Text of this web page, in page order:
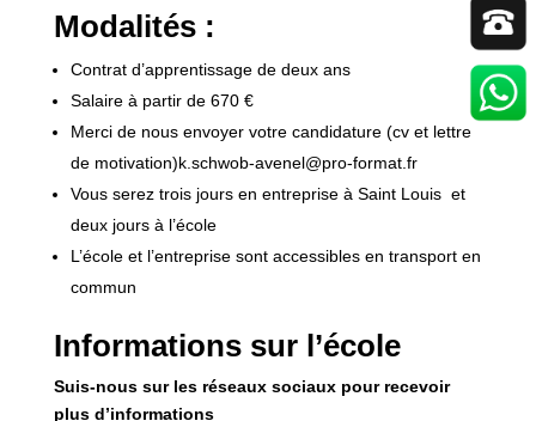
Modalités :
Contrat d’apprentissage de deux ans
Salaire à partir de 670 €
Merci de nous envoyer votre candidature (cv et lettre
de motivation)k.schwob-avenel@pro-format.fr
Vous serez trois jours en entreprise à Saint Louis et
deux jours à l’école
L’école et l’entreprise sont accessibles en transport en
commun
Informations sur l’école
Suis-nous sur les réseaux sociaux pour recevoir
plus d’informations